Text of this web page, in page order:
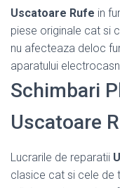
Uscatoare Rufe in
piese originale cat si
nu afecteaza deloc
aparatului
Schimbari
Uscatoare
Lucrarile de reparatii
clasice cat si cele de